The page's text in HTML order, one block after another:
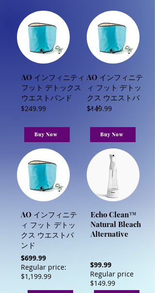
AO インフィニティ
フット デトックス
ウエストバンド
AO インフィニテ
ィ フット デトッ
クス ウエストバ
ンド
Buy Now Buy Now
$249.99 $149.99
AO インフィニテ
ィ フット デトッ
クス ウエストバ
ンド
$699.99
Regular price:
$1,199.99
Echo Clean™
Natural Bleach
Alternative
$99.99
Regular price
$149.99